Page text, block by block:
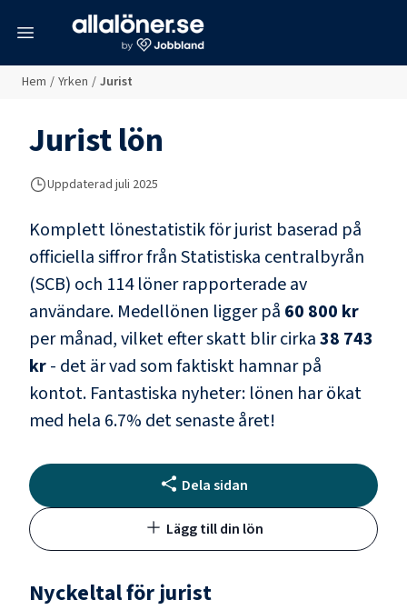
Hem / Yrken / Jurist
Juristlön
Uppdaterad juli 2025
Komplett lönestatistik förjurist baserad på
officiella siffror från Statistiska centralbyrån
(SCB) och 114 löner rapporterade av
användare. Medellönen ligger på 60 800 kr
per månad, vilket efter skatt blir cirka38 743
kr- det är vad som faktiskt hamnar på
kontot. Fantastiska nyheter: lönen har ökat
med hela 6.7% det senaste året!
Dela sidan
Lägg till din lön
Nyckeltal förjurist